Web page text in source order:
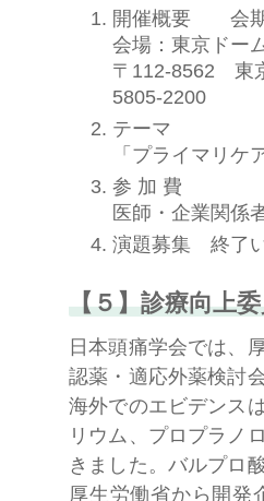
開催概要 会期
会場：東京ドー
〒112-8562 東
5805-2200
テーマ
「プライマリ
参 加 費
医師・企業関
演題募集 終了
【５】診療向上
日本頭痛学会では、
認薬・適応外薬検討
海外でのエビデンス
リウム、プロプラノ
きました。バルプロ
厚生労働省から開発